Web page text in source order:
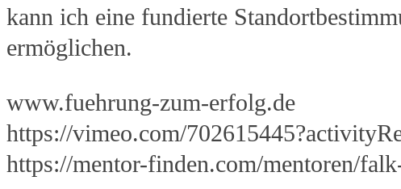
kann ich eine fundierte
ermöglichen.
www.fuehrung-zum-erfolg.de
https://vimeo.com/
https://mentor-finden.com/mentoren/